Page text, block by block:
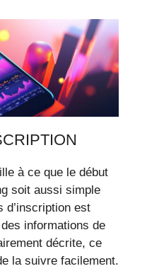
à ce que le début
soit aussi simple
d’inscription est
informations de
décrite, ce
la suivre facilement.